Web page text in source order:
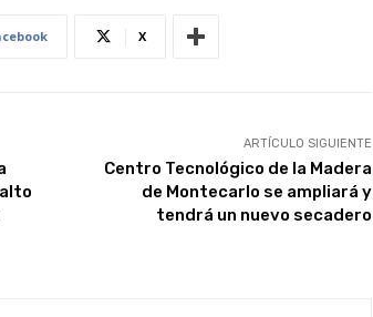
X
ARTÍCULO SIGUIENTE
Centro Tecnológico de la Madera
de Montecarlo se ampliará y
tendrá un nuevo secadero